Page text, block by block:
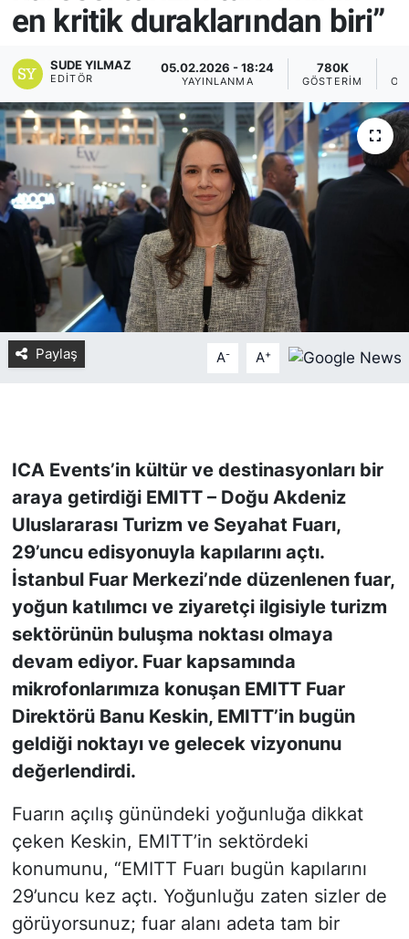
en kritik duraklarından biri”
SUDE YILMAZ
EDITÖR
05.02.2026 - 18:24
YAYINLANMA
780K
GÖSTERIM
Paylaş A- A+
ICA Events’in kültür ve destinasyonları bir
araya getirdiği EMITT – Doğu Akdeniz
Uluslararası Turizm ve Seyahat Fuarı,
29’uncu edisyonuyla kapılarını açtı.
İstanbul Fuar Merkezi’nde düzenlenen fuar,
yoğun katılımcı ve ziyaretçi ilgisiyle turizm
sektörünün buluşma noktası olmaya
devam ediyor. Fuar kapsamında
mikrofonlarımıza konuşan EMITT Fuar
Direktörü Banu Keskin, EMITT’in bugün
geldiği noktayı ve gelecek vizyonunu
değerlendirdi.
Fuarın açılış günündeki yoğunluğa dikkat
çeken Keskin, EMITT’in sektördeki
konumunu, “EMITT Fuarı bugün kapılarını
29’uncu kez açtı. Yoğunluğu zaten sizler de
görüyorsunuz; fuar alanı adeta tam bir
Yurt Dışı Fuarlar
Teknoloji
Spor
KÜLTÜR SANAT
ŞİRKET HABERLERİ
SAVUNMA SANAYİ
FUAR HABERLERİ
FUAR TAKVİMİ
Amerika Fuarları
FUAR RAPORU
FESTİVAL HABERLERİ
KONGRE TAKVİMİ
RÖPORTAJLAR
BİYOGRAFİLER